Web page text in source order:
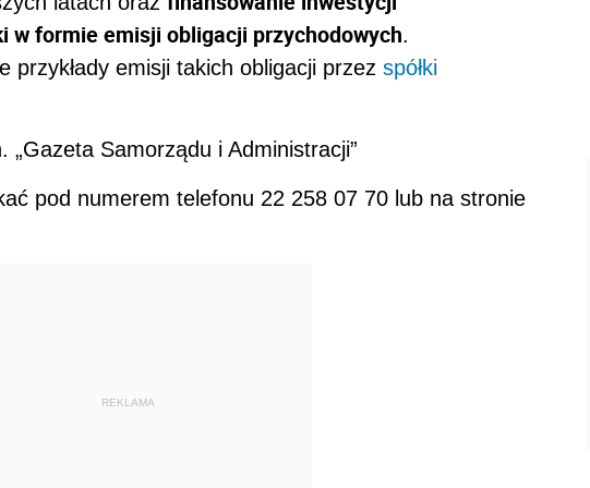
w formie emisji obligacji przychodowych.
przykłady emisji takich obligacji przez spółki
Samorządu i Administracji”
pod numerem telefonu 22 258 07 70 lub na stronie
REKLAMA